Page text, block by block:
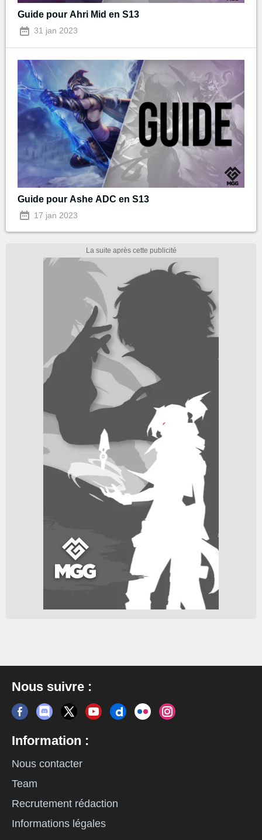
Guide pour Ahri Mid en S13
31 jan 2023
Guide pour Ashe ADC en S13
17 jan 2023
Nous suivre :
Information :
Nous contacter
Team
Recrutement rédaction
Informations légales